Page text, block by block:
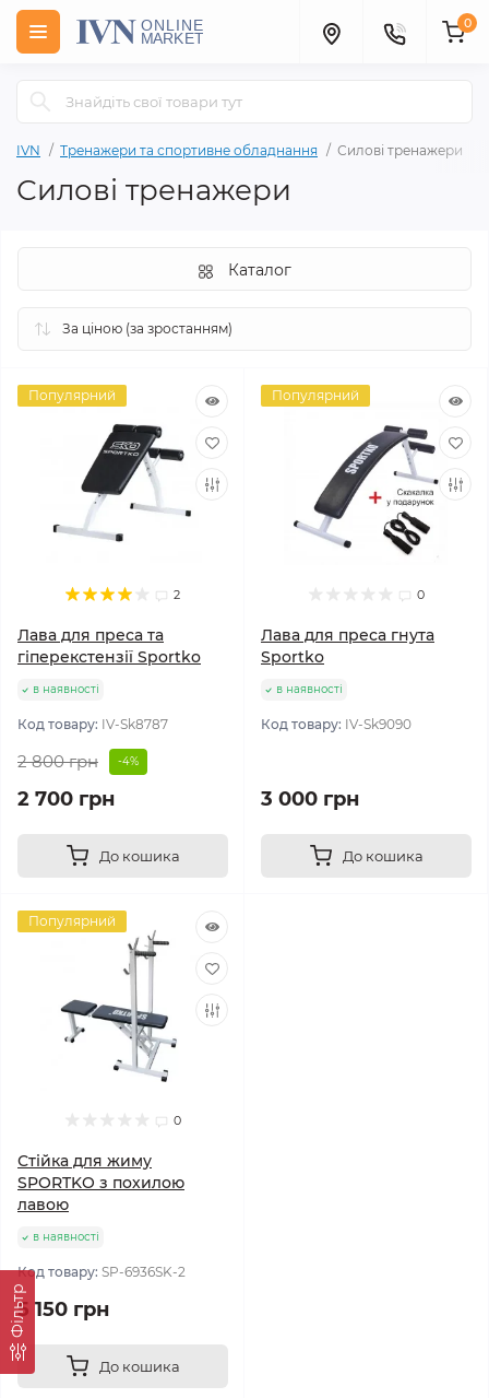
0
IVN Тренажери та спортивне обладнання Силові тренажери
Силові тренажери
Фільтр
Каталог
Популярний
2
Лава для преса та
гіперекстензії Sportko
в наявності
Код товару: IV-Sk8787
2 800 грн -4%
2 700 грн
До кошика
Популярний
0
Лава для преса гнута
Sportko
в наявності
Код товару: IV-Sk9090
3 000 грн
До кошика
Популярний
0
Стійка для жиму
SPORTKO з похилою
лавою
в наявності
Код товару: SP-6936SK-2
5 150 грн
До кошика